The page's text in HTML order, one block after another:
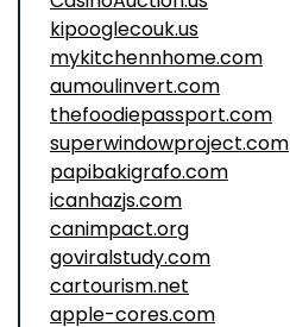
kipooglecouk.us
mykitchennhome.com
aumoulinvert.com
thefoodiepassport.com
superwindowproject.com
papibakigrafo.com
icanhazjs.com
canimpact.org
goviralstudy.com
cartourism.net
apple-cores.com